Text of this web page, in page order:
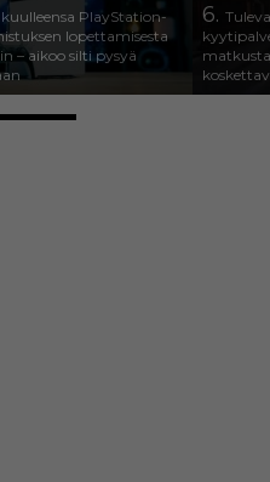
PlayStation-
lopettamisesta
– aikoo silti pysyä
6.